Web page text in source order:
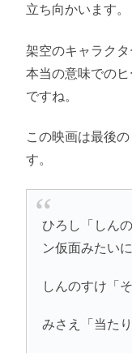
立ち向かいます。
架空のキャラクタ
本当の意味での
ですね。
この映画は最後
す。
ひろし「しん
ン仮面みたい
しんのすけ「
みさえ「当た